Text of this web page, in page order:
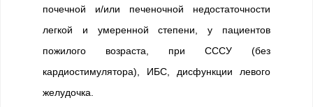
почечной и/или печеночной недостаточности
легкой и умеренной степени, у пациентов
пожилого возраста, при СССУ (без
кардиостимулятора), ИБС, дисфункции левого
желудочка.